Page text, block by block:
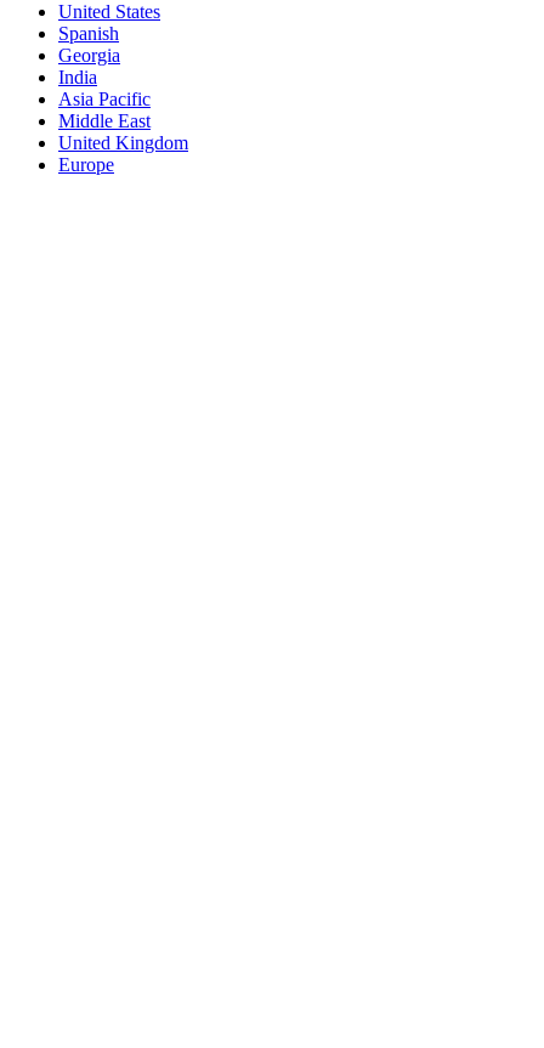
United States
Spanish
Georgia
India
Asia Pacific
Middle East
United Kingdom
Europe